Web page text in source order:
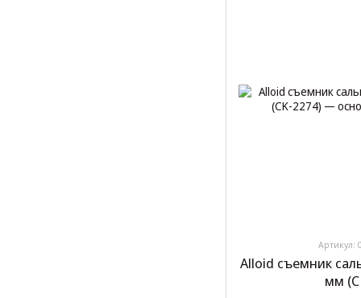
Артикул:
Alloid съемник
мм